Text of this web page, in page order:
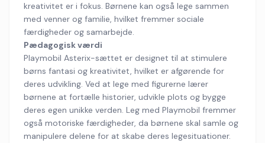
kreativitet er i fokus. Børnene kan også lege sammen
med venner og familie, hvilket fremmer sociale
færdigheder og samarbejde.
Pædagogisk værdi
Playmobil Asterix-sættet er designet til at stimulere
børns fantasi og kreativitet, hvilket er afgørende for
deres udvikling. Ved at lege med figurerne lærer
børnene at fortælle historier, udvikle plots og bygge
deres egen unikke verden. Leg med Playmobil fremmer
også motoriske færdigheder, da børnene skal samle og
manipulere delene for at skabe deres legesituationer.